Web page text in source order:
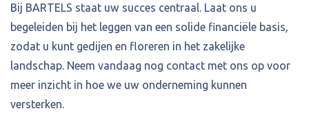
Bij BARTELS staat uw succes centraal. Laat ons u
begeleiden bij het leggen van een solide financiële basis,
zodat u kunt gedijen en floreren in het zakelijke
landschap. Neem vandaag nog contact met ons op voor
meer inzicht in hoe we uw onderneming kunnen
versterken.